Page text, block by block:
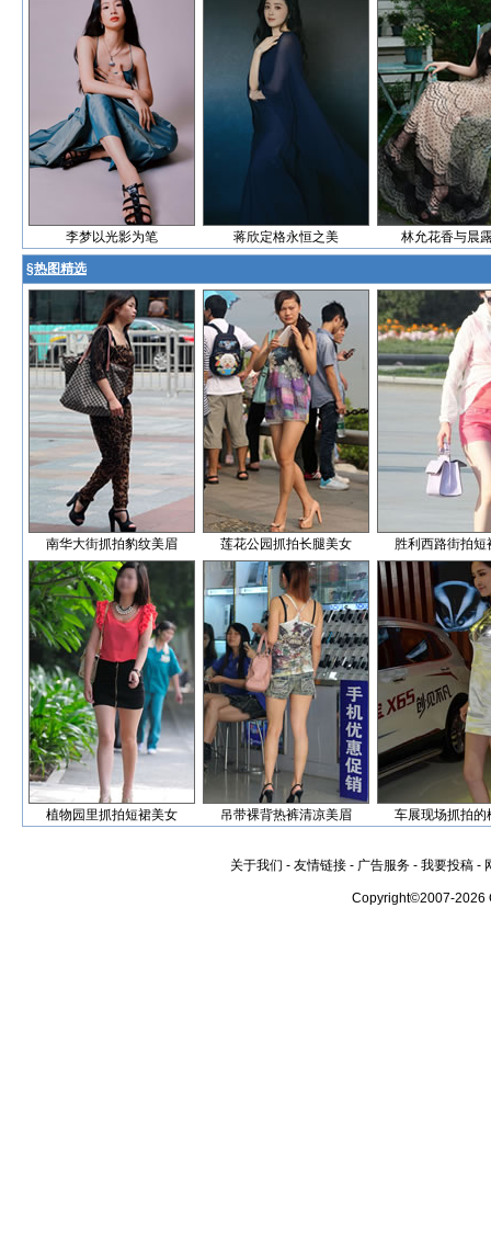
李梦以光影为笔 蒋欣定格永恒之美 林允花香与晨
§热图精选
南华大街抓拍豹纹美眉 莲花公园抓拍长腿美女 胜利西路街拍短
植物园里抓拍短裙美女 吊带裸背热裤清凉美眉 车展现场抓拍的
关于我们 - 友情链接 - 广告服务 - 我要投稿 -
Copyright©2007-2026